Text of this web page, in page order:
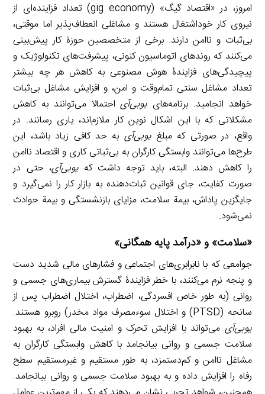
امروز، در «اقتصاد گیگ» (gig economy) تعداد فزاینده‌ای از
نیروی کار خوداشتغال هستند و مشاغلی انعطاف‌پذیر اما موقتی،
بی‌ثبات و ناامن دارند. برخی از متخصصین حوزة کار پیش‌بینی
می‌کنند که روندهای اتوماسیون کنونی، پیشرفت‌های تکنولوژیک و
پیچیدگی‌های فزایندۀ هوش مصنوعی به کاهش هر چه بیشتر
تعداد مشاغل سنتی تمام‌وقت و امن، و افزایش مشاغل بی‌ثبات
خواهد انجامید. برنامه‌های یوبی‌آیاحتمالا می‌توانند به کاهش
مشکلاتی که با این اشکال نوین کار ملازم‌اند، یاری رسانند. در
واقع، در صورتی که مبلغیوبی‌آی به حد کافی زیاد باشد، این
طرح‌ها می‌توانند وابستگی کارگران به بی‌ثباتی کاری و اقتصاد ناامن
را کاهش دهند. البته، باید توجه داشت کهیوبی‌آی، حتی در
صورت کفایت، جای قوانین ثبات‌دهنده به بازار کار را نمی‌گیرد و
جایگزین پاداش، بیمة سلامت، مزایای بازنشستگی و بیمة حوادث
نمی‌شود.
«سلامت» و «درآمد پایه همگانی»
جوامعی که با نابرابری‌های اجتماعی و فشارهای مالی شدید دست
و پنجه نرم می‌کنند، با خطر فزایندۀ گسترش بیماری‌های جسمی و
روانی (به طور خاص افسردگی، اضطراب، اختلال اضطراب پس از
سانحه (PTSD) و اختلال سوءمصرف مواد مخدر) روبرو هستند.
یوبی‌آی می‌تواند با افزایش تحرک و امنیت مالی افراد، به بهبود
سلامت جسمی و روانی بیانجامد با کاهش وابستگی کارگران به
مشاغل ناامن و کم‌دستمزد، به طور مستقیم و غیرمستقیم سطح
رفاه را افزایش داده و به بهبود سلامت جسمی و روانی بیانجامد.